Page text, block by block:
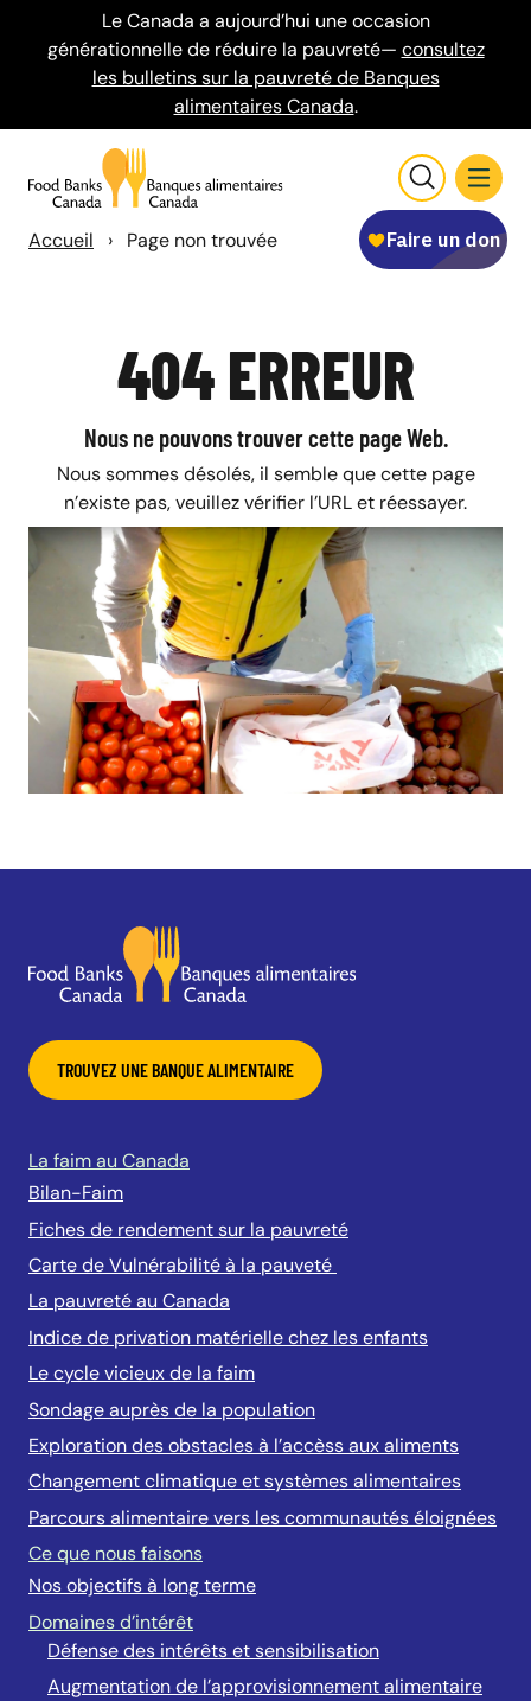
Le Canada a aujourd’hui une occasion
générationnelle de réduire la pauvreté— consultez
les bulletins sur la pauvreté de Banques
alimentaires Canada.
Accueil › Page non trouvée
404 ERREUR
Nous ne pouvons trouver cette page Web.
Nous sommes désolés, il semble que cette page
n’existe pas, veuillez vérifier l’URL et réessayer.
TROUVEZ UNE BANQUE ALIMENTAIRE
La faim au Canada
Bilan-Faim
Fiches de rendement sur la pauvreté
Carte de Vulnérabilité à la pauveté
La pauvreté au Canada
Indice de privation matérielle chez les enfants
Le cycle vicieux de la faim
Sondage auprès de la population
Exploration des obstacles à l’accèss aux aliments
Changement climatique et systèmes alimentaires
Parcours alimentaire vers les communautés éloignées
Ce que nous faisons
Nos objectifs à long terme
Domaines d’intérêt
Défense des intérêts et sensibilisation
Augmentation de l’approvisionnement alimentaire